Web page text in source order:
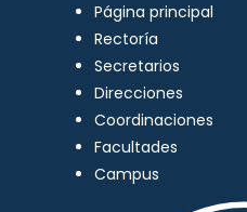
Página principal
Rectoría
Secretarios
Direcciones
Coordinaciones
Facultades
Campus